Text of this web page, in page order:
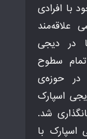
با افرادی
علاقه‌مند
در دیجی
تمام سطوح
در حوزه‌ی
اسپارک
شد.
با